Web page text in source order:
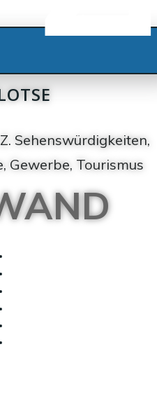
Sehenswürdigkeiten,
Gewerbe, Tourismus